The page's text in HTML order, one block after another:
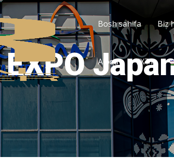
Bosh sahifa Biz
Aloqa TXTY